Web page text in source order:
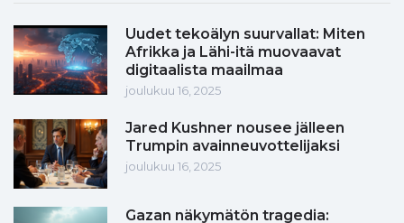
Uudet tekoälyn suurvallat: Miten
Afrikka ja Lähi-itä muovaavat
digitaalista maailmaa
joulukuu 16, 2025
Jared Kushner nousee jälleen
Trumpin avainneuvottelijaksi
joulukuu 16, 2025
Gazan näkymätön tragedia: